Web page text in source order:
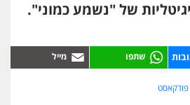
של "נשמע כמוני".
פודקאסט